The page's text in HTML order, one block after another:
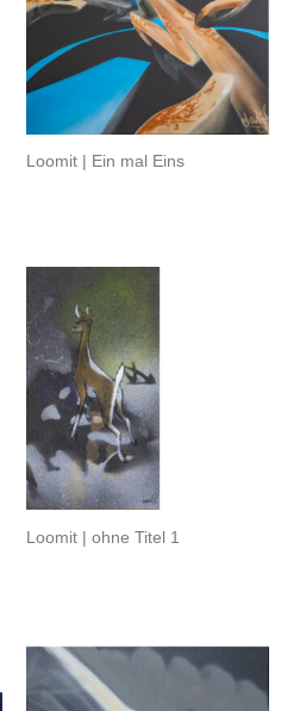
Loomit | Ein mal Eins
Loomit | ohne Titel 1